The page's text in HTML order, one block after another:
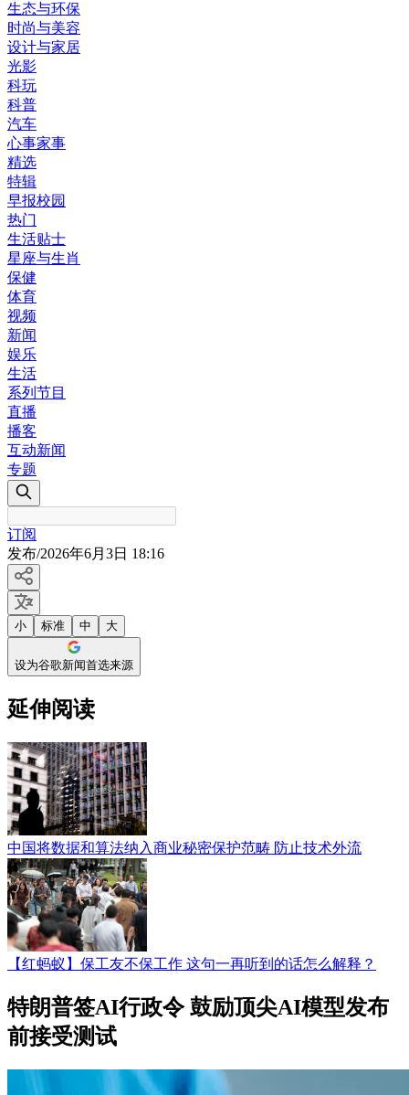
生态与环保
时尚与美容
设计与家居
光影
科玩
科普
汽车
心事家事
精选
特辑
早报校园
热门
生活贴士
星座与生肖
保健
体育
视频
新闻
娱乐
生活
系列节目
直播
播客
互动新闻
专题
订阅
发布/2026年6月3日 18:16
小 标准 中 大
设为谷歌新闻首选来源
延伸阅读
中国将数据和算法纳入商业秘密保护范畴 防止技术外流
【红蚂蚁】保工友不保工作 这句一再听到的话怎么解释？
特朗普签AI行政令 鼓励顶尖AI模型发布
前接受测试